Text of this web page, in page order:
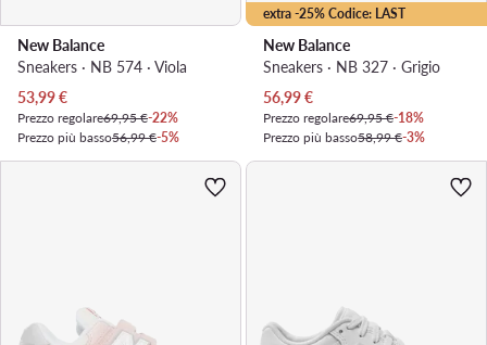
New Balance
Sneakers · NB 574 · Viola
Prezzo attuale
53,99€
Prezzo regolare69,95 €-22%
Prezzo più basso56,99 €-5%
extra -25% Codice: LAST
New Balance
Sneakers · NB 327 · Grigio
Prezzo attuale
56,99€
Prezzo regolare69,95 €-18%
Prezzo più basso58,99 €-3%